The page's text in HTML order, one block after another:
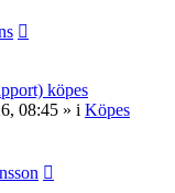
köpes
08:45 » i Köpes